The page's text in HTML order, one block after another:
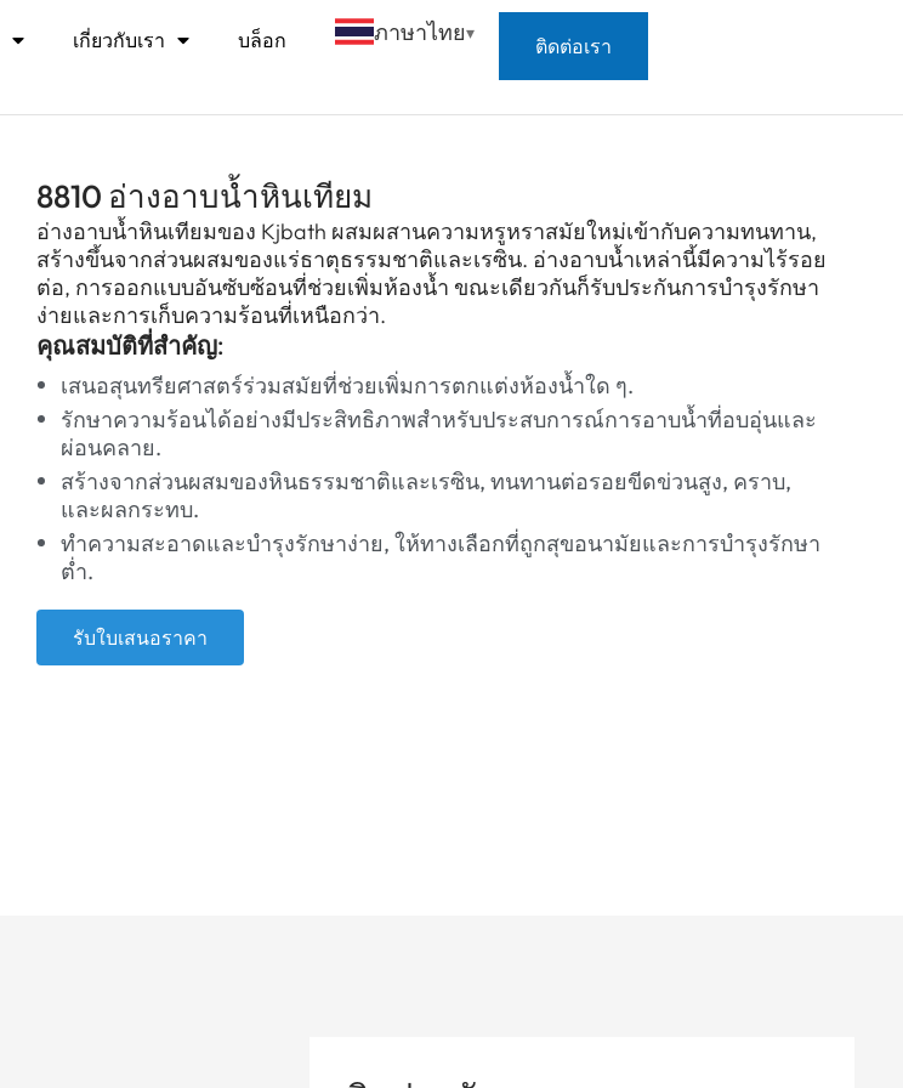
เกี่ยวกับเรา บล็อก ภาษาไทย
ติดต่อเรา
8810 อ่างอาบน้ำหินเทียม
อ่างอาบน้ำหินเทียมของ Kjbath ผสมผสานความหรูหราสมัยใหม่เข้ากับความทนทาน,
สร้างขึ้นจากส่วนผสมของแร่ธาตุธรรมชาติและเรซิน. อ่างอาบน้ำเหล่านี้มีความไร้รอย
ต่อ, การออกแบบอันซับซ้อนที่ช่วยเพิ่มห้องน้ำ ขณะเดียวกันก็รับประกันการบำรุงรักษา
ง่ายและการเก็บความร้อนที่เหนือกว่า.
คุณสมบัติที่สำคัญ:
เสนอสุนทรียศาสตร์ร่วมสมัยที่ช่วยเพิ่มการตกแต่งห้องน้ำใด ๆ.
รักษาความร้อนได้อย่างมีประสิทธิภาพสำหรับประสบการณ์การอาบน้ำที่อบอุ่นและ
ผ่อนคลาย.
สร้างจากส่วนผสมของหินธรรมชาติและเรซิน, ทนทานต่อรอยขีดข่วนสูง, คราบ,
และผลกระทบ.
ทำความสะอาดและบำรุงรักษาง่าย, ให้ทางเลือกที่ถูกสุขอนามัยและการบำรุงรักษา
ต่ำ.
รับใบเสนอราคา